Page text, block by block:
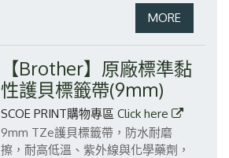
【Brother】原廠標準黏
性護貝標籤帶(9mm)
SCOE PRINT購物專區 Click here
9mm TZe護貝標籤帶，防水耐磨
擦，耐高低溫、紫外線與化學藥劑，